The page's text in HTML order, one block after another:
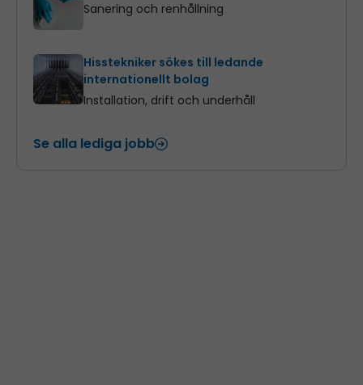
Sanering och renhållning
Hisstekniker sökes till ledande
internationellt bolag
Installation, drift och underhåll
Se alla lediga jobb